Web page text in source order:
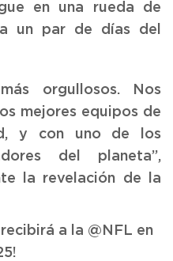
en una rueda de
un par de días del
orgullosos. Nos
mejores equipos de
y con uno de los
del planeta”,
la revelación de la
a la @NFL en